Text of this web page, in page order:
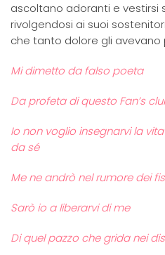
ascoltano adoranti e vestirsi
rivolgendosi ai suoi
che tanto dolore gli avevano
Mi dimetto da falso poeta
Da profeta di questo Fan’s
Io non voglio insegnarvi la
da sé
Me ne andrò nel rumore dei
Sarò io a liberarvi di me
Di quel pazzo che grida nei